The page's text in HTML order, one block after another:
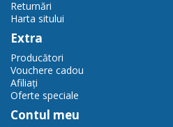
Returnări
Harta sitului
Extra
Producători
Vouchere cadou
Afiliaţi
Oferte speciale
Contul meu